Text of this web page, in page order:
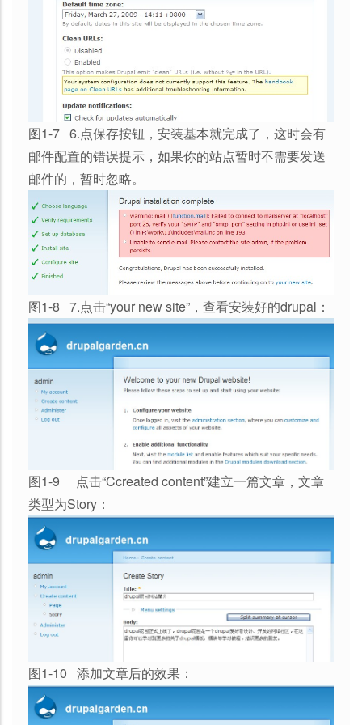
图1-7 6.点保存按钮，安装基本就完成了，这时会有
邮件配置的错误提示，如果你的站点暂时不需要发送
邮件的，暂时忽略。
图1-8 7.点击“your new site”，查看安装好的drupal：
图1-9 点击“Ccreated content”建立一篇文章，文章
类型为Story：
图1-10 添加文章后的效果：